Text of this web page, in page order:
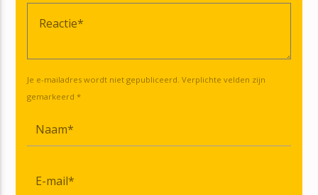
Je e-mailadres wordt niet gepubliceerd. Verplichte velden zijn
gemarkeerd *